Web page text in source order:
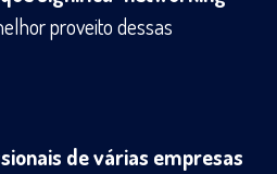
proveito dessas
de várias empresas